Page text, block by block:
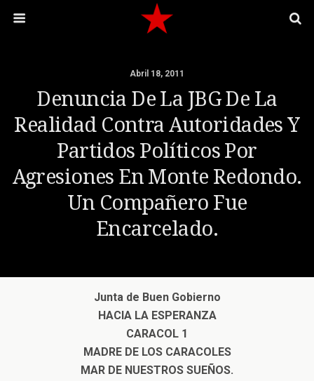
Abril 18, 2011
Denuncia De La JBG De La
Realidad Contra Autoridades Y
Partidos Políticos Por
Agresiones En Monte Redondo.
Un Compañero Fue
Encarcelado.
Junta de Buen Gobierno
HACIA LA ESPERANZA
CARACOL 1
MADRE DE LOS CARACOLES
MAR DE NUESTROS SUEÑOS.